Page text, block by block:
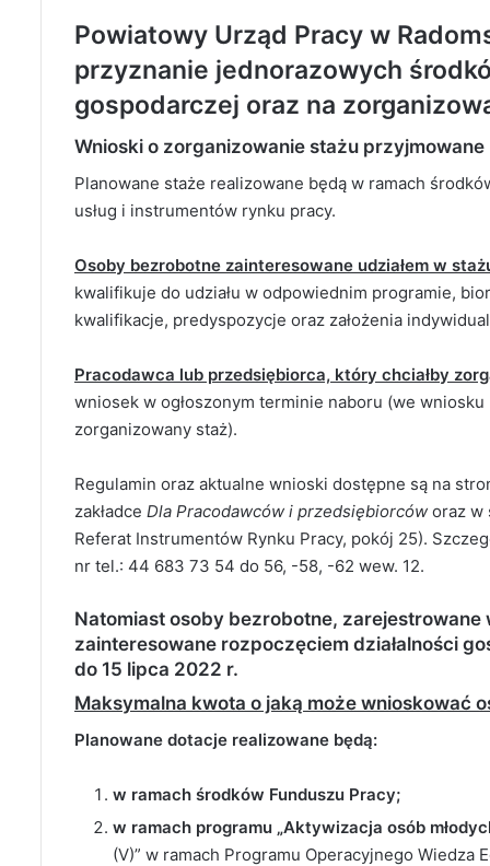
Powiatowy Urząd Pracy w
przyznanie jednorazowych
gospodarczej oraz na
Wnioski o zorganizowanie stażu
Planowane staże realizowane będą w ramach
usług i instrumentów rynku pracy.
Osoby bezrobotne zainteresowane udziałem w
kwalifikuje do udziału w odpowiednim programie,
kwalifikacje, predyspozycje oraz założenia
Pracodawca lub przedsiębiorca, który chciałby
wniosek w ogłoszonym terminie naboru (we
zorganizowany staż).
Regulamin oraz aktualne wnioski dostępne są na
zakładce Dla Pracodawców i przedsiębiorców oraz w
Referat Instrumentów Rynku Pracy, pokój 25).
nr tel.: 44 683 73 54 do 56, -58, -62 wew. 12.
Natomiast osoby bezrobotne,
zainteresowane rozpoczęciem działalności
do 15 lipca 2022 r.
Maksymalna kwota o jaką może wnioskować
Planowane dotacje realizowane będą:
w ramach środków Funduszu Pracy;
w ramach programu „Aktywizacja osób
(V)” w ramach Programu Operacyjnego Wiedza